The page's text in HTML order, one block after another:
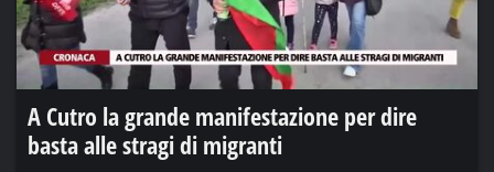
A Cutro la grande manifestazione per dire
basta alle stragi di migranti